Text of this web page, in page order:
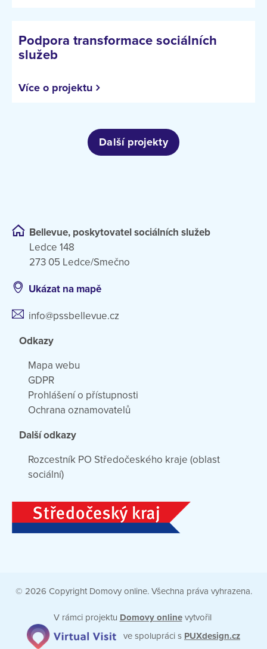
Podpora transformace sociálních
služeb
Více o projektu
Další projekty
Bellevue, poskytovatel sociálních služeb
Ledce 148
273 05 Ledce/Smečno
Ukázat na mapě
info@pssbellevue.cz
Odkazy
Mapa webu
GDPR
Prohlášení o přístupnosti
Ochrana oznamovatelů
Další odkazy
Rozcestník PO Středočeského kraje (oblast
sociální)
© 2026 Copyright Domovy online. Všechna práva vyhrazena.
V rámci projektu Domovy onlinevytvořil
ve spolupráci s PUXdesign.cz